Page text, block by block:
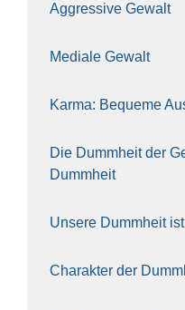
Aggres­si­ve Gewalt
Media­le Gewalt
Kar­ma: Beque­me
Die Dumm­heit der
Dumm­heit
Unse­re Dumm­heit
Cha­rak­ter der